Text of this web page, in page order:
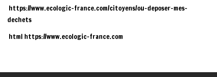
https://www.ecologic-france.com/citoyens/ou-deposer-mes-
dechets
html https://www.ecologic-france.com